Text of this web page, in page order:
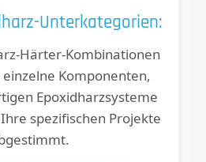
Unterkategorien:
Härter-Kombinationen
Komponenten,
Epoxidharzsysteme
spezifischen Projekte